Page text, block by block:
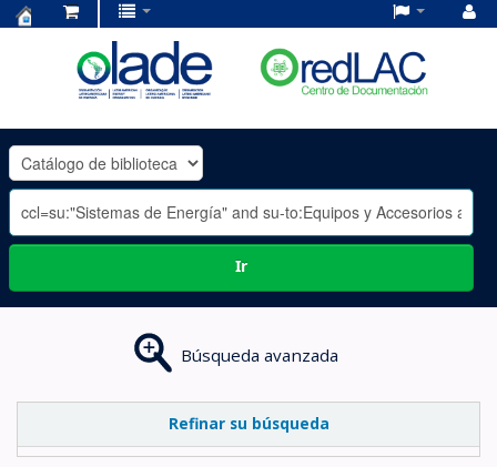
OLADE
-
Ir
Búsqueda avanzada
Refinar su búsqueda